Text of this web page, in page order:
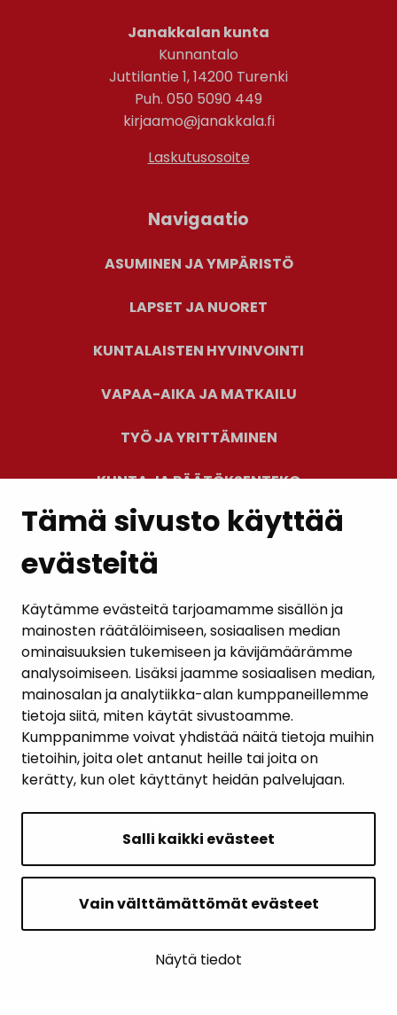
Tämä sivusto käyttää
evästeitä
Käytämme evästeitä tarjoamamme sisällön ja
mainosten räätälöimiseen, sosiaalisen median
ominaisuuksien tukemiseen ja kävijämäärämme
analysoimiseen. Lisäksi jaamme sosiaalisen median,
mainosalan ja analytiikka-alan kumppaneillemme
tietoja siitä, miten käytät sivustoamme.
Kumppanimme voivat yhdistää näitä tietoja muihin
tietoihin, joita olet antanut heille tai joita on
kerätty, kun olet käyttänyt heidän palvelujaan.
Salli kaikki evästeet
Vain välttämättömät evästeet
Näytä tiedot
Janakkalan kunta
Kunnantalo
Juttilantie 1, 14200 Turenki
Puh. 050 5090 449
kirjaamo@janakkala.fi
Laskutusosoite
Navigaatio
ASUMINEN JA YMPÄRISTÖ
LAPSET JA NUORET
KUNTALAISTEN HYVINVOINTI
VAPAA-AIKA JA MATKAILU
TYÖ JA YRITTÄMINEN
KUNTA JA PÄÄTÖKSENTEKO
AJANKOHTAISET
YHTEYSTIEDOT
KARTTAPALVELU
SIVUN ALKUUN
Intranet
Saavutettavuusseloste
Ilmoituskanava
Sivukartta